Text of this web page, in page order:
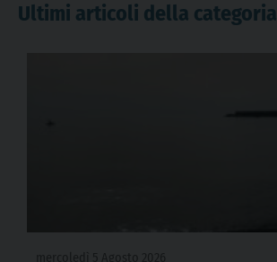
Ultimi articoli della categoria